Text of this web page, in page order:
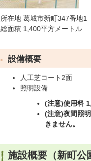
所在地 葛城市新町347番地1
総面積 1,400平方メートル
設備概要
人工芝コート2面
照明設備
(注意)使用料
(注意)夜間照
きません。
施設概要（新町公